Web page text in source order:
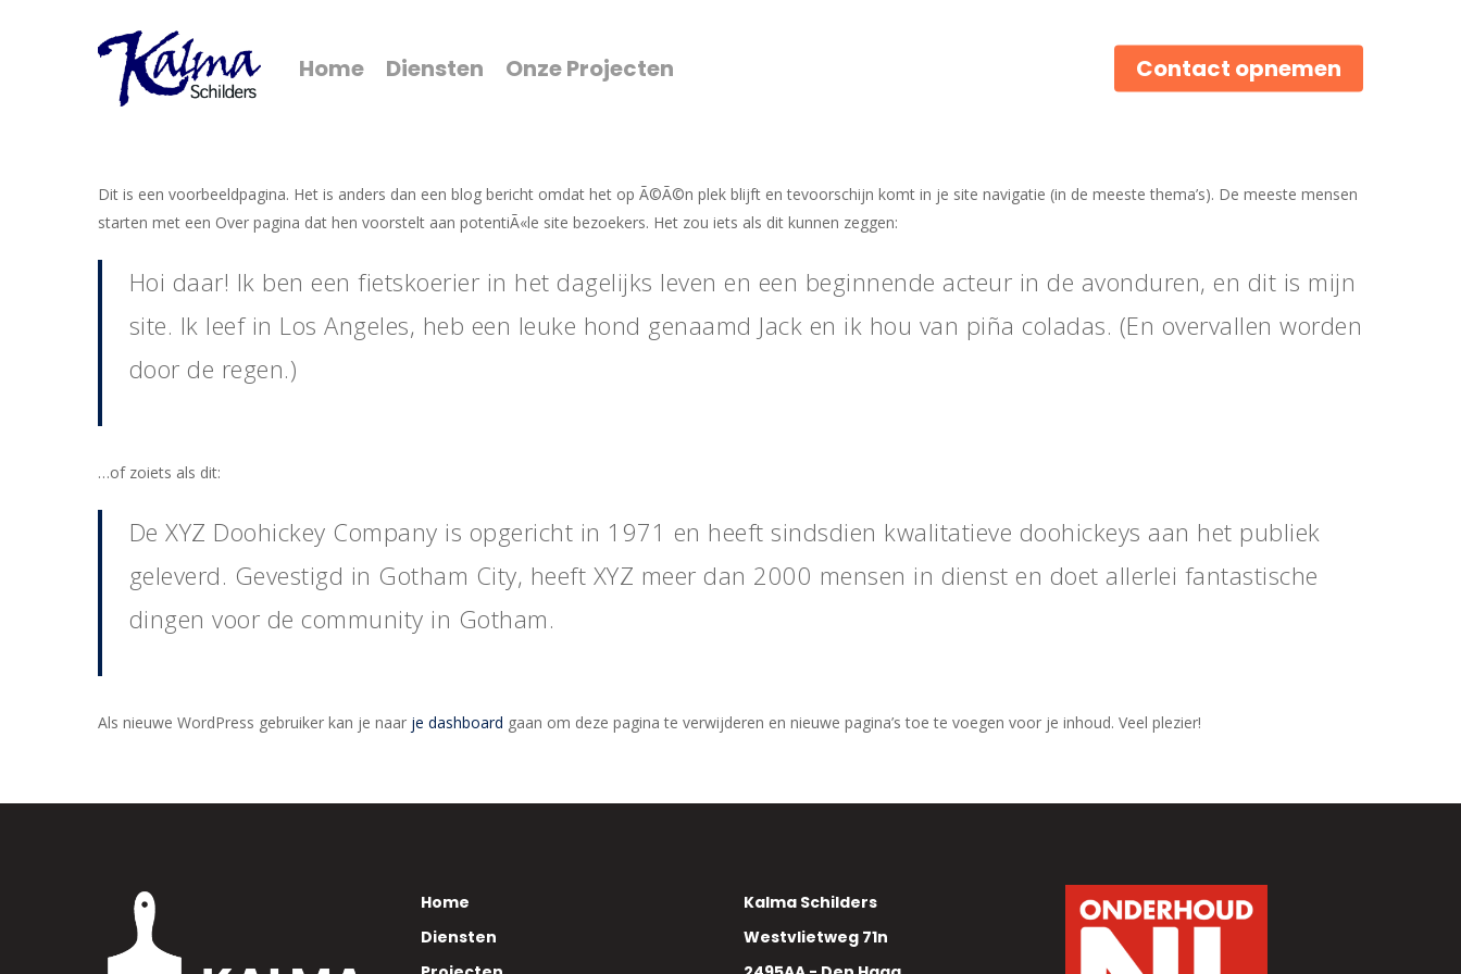
Home Diensten Onze Projecten Contact opnemen
Dit is een voorbeeldpagina. Het is anders dan een blog bericht omdat het op Ã©Ã©n plek blijft en tevoorschijn komt in je site navigatie (in de meeste thema’s). De meeste mensen
starten met een Over pagina dat hen voorstelt aan potentiÃ«le site bezoekers. Het zou iets als dit kunnen zeggen:
Hoi daar! Ik ben een fietskoerier in het dagelijks leven en een beginnende acteur in de avonduren, en dit is mijn
site. Ik leef in Los Angeles, heb een leuke hond genaamd Jack en ik hou van piña coladas. (En overvallen worden
door de regen.)
…of zoiets als dit:
De XYZ Doohickey Company is opgericht in 1971 en heeft sindsdien kwalitatieve doohickeys aan het publiek
geleverd. Gevestigd in Gotham City, heeft XYZ meer dan 2000 mensen in dienst en doet allerlei fantastische
dingen voor de community in Gotham.
Als nieuwe WordPress gebruiker kan je naar je dashboard gaan om deze pagina te verwijderen en nieuwe pagina’s toe te voegen voor je inhoud. Veel plezier!
Home
Diensten
Kalma Schilders
Westvlietweg 71n